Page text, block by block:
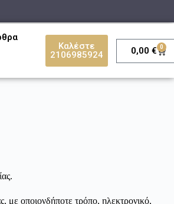
Καλέστε
2106985924
0,00€ 0
με οποιονδήποτε τρόπο, ηλεκτρονικό,